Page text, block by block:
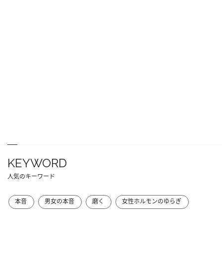
KEYWORD
人気のキーワード
本音 男女の本音 磨く 女性ホルモンのゆらぎ